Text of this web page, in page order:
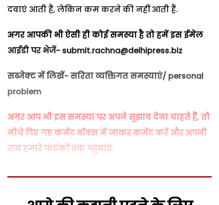
दवाएं आती हैं, लेकिन कम करने की नहीं आती हैं.
अगर आपकी भी ऐसी ही कोई समस्या है तो हमें इस ईमेल
आईडी पर भेजें- submit.rachna@delhipress.biz
सब्जेक्ट में लिखें- सरिता व्यक्तिगत समस्याएं/ personal
problem
अगर आप भी इस समस्या पर अपने सुझाव देना चाहते हैं, तो
नीचे दिए गए कमेंट बॉक्स में जाकर कमेंट करें और अपनी
राय हमारे पाठकों तक पहुंचाएं.